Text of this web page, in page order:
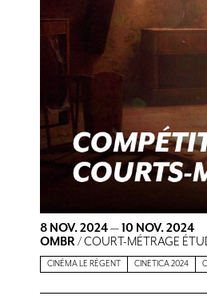
8 NOV. 2024—10 NOV. 2024
OMBR/ COURT-MÉTRAGE
CINÉMA LE RÉGENT CINETICA 2024